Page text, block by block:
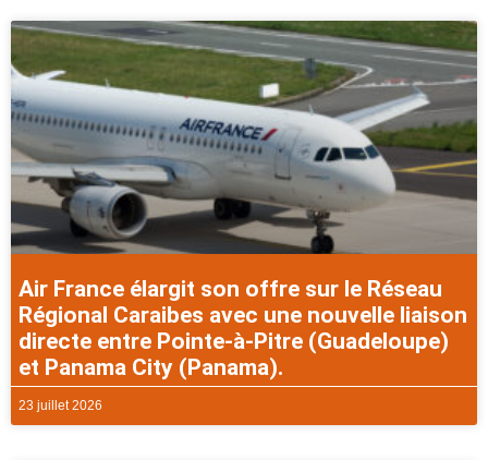
Air France élargit son offre sur le Réseau
Régional Caraibes avec une nouvelle liaison
directe entre Pointe-à-Pitre (Guadeloupe)
et Panama City (Panama).
23 juillet 2026